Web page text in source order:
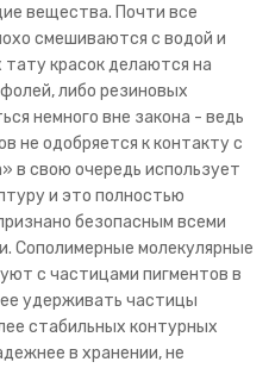
вещества. Почти все
смешиваются с водой и
красок делаются на
либо резиновых
немного вне закона - ведь
не одобряется к контакту с
в свою очередь использует
и это полностью
безопасным всеми
Сополимерные молекулярные
с частицами пигментов в
удерживать частицы
стабильных контурных
в хранении, не